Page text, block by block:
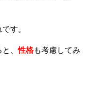
す。
と、性格も考慮してみ